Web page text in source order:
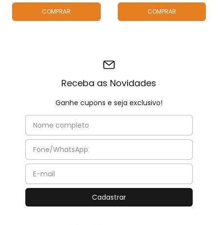
COMPRAR COMPRAR
Receba as Novidades
Ganhe cupons e seja exclusivo!